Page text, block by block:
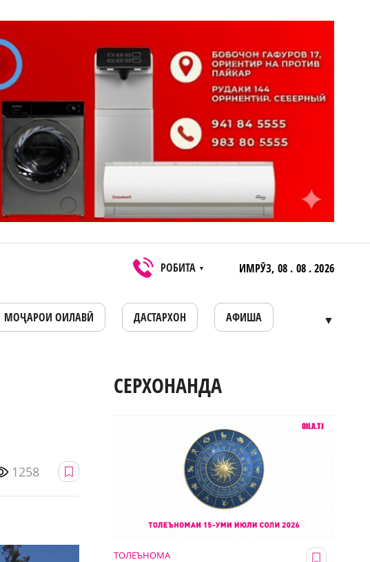
РОБИТА ▼ ИМРӮЗ, 08 . 08 . 2026
МОҶАРОИ ОИЛАВӢ ДАСТАРХОН АФИША ▼
1258
СЕРХОНАНДА
ТОЛЕЪНОМА